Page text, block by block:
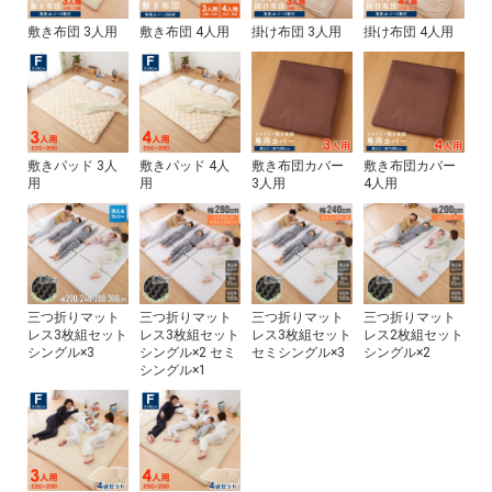
敷き布団 3人用 敷き布団 4人用 掛け布団 3人用 掛け布団 4人用
敷きパッド 3人
用
敷きパッド 4人
用
敷き布団カバー
3人用
敷き布団カバー
4人用
三つ折りマット
レス3枚組セット
シングル×3
三つ折りマット
レス3枚組セット
シングル×2 セミ
シングル×1
三つ折りマット
レス3枚組セット
セミシングル×3
三つ折りマット
レス2枚組セット
シングル×2